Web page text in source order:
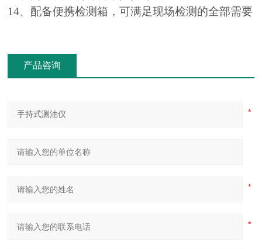
14、配备便携检测箱，可满足现场检测的全部需要
产品咨询